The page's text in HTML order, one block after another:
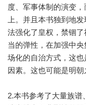
度、军事体制的演变
上。并且本书独到地
法强化了皇权，禁锢了
当的弹性，在加强中
场化的自治方式，这
因素。这也可能是明朝
2.本书参考了大量族